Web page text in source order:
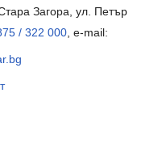
Загора, ул. Петър
/ 322 000, e-mail: